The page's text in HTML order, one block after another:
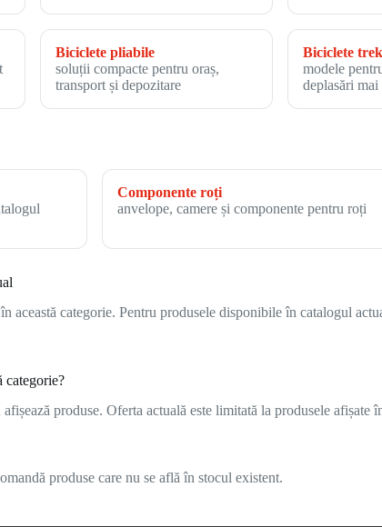
Biciclete pliabile
soluții compacte pentru oraș,
transport și depozitare
Biciclete
modele
deplasări
Componente roți
anvelope, camere și componente pentru roți
această categorie. Pentru produsele disponibile în catalogul
categorie?
produse. Oferta actuală este limitată la produsele afișate
produse care nu se află în stocul existent.